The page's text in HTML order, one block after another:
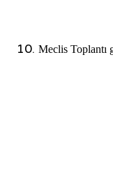
Meclis Toplantı